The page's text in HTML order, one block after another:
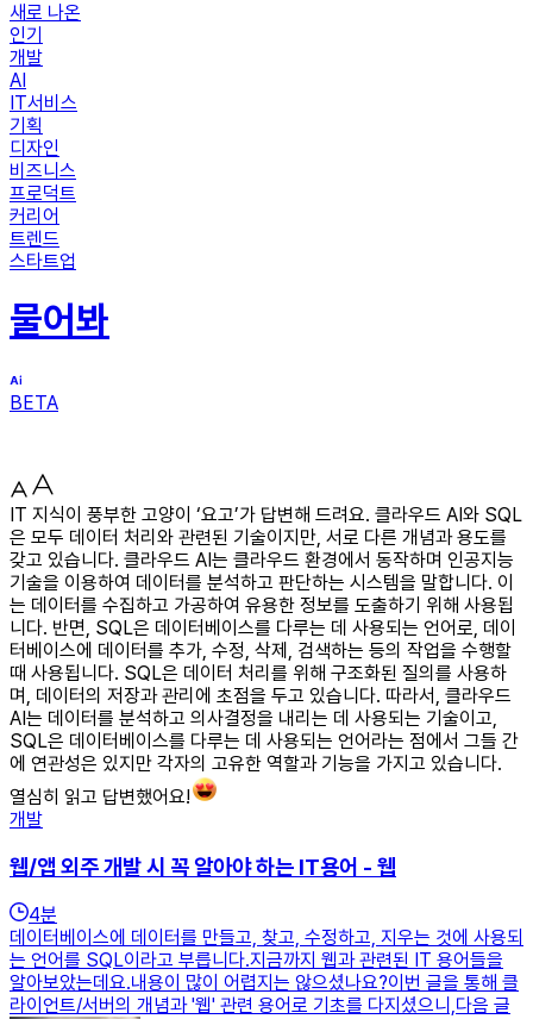
새로 나온
인기
개발
AI
IT서비스
기획
디자인
비즈니스
프로덕트
커리어
트렌드
스타트업
물어봐
BETA
IT 지식이 풍부한 고양이 ‘요고’가 답변해 드려요. 클라우드 AI와 SQL
은 모두 데이터 처리와 관련된 기술이지만, 서로 다른 개념과 용도를
갖고 있습니다. 클라우드 AI는 클라우드 환경에서 동작하며 인공지능
기술을 이용하여 데이터를 분석하고 판단하는 시스템을 말합니다. 이
는 데이터를 수집하고 가공하여 유용한 정보를 도출하기 위해 사용됩
니다. 반면, SQL은 데이터베이스를 다루는 데 사용되는 언어로, 데이
터베이스에 데이터를 추가, 수정, 삭제, 검색하는 등의 작업을 수행할
때 사용됩니다. SQL은 데이터 처리를 위해 구조화된 질의를 사용하
며, 데이터의 저장과 관리에 초점을 두고 있습니다. 따라서, 클라우드
AI는 데이터를 분석하고 의사결정을 내리는 데 사용되는 기술이고,
SQL은 데이터베이스를 다루는 데 사용되는 언어라는 점에서 그들 간
에 연관성은 있지만 각자의 고유한 역할과 기능을 가지고 있습니다.
열심히 읽고 답변했어요!
개발
웹/앱 외주 개발 시 꼭 알아야 하는 IT용어 - 웹
4분
데이터베이스에 데이터를 만들고, 찾고, 수정하고, 지우는 것에 사용되
는 언어를 SQL이라고 부릅니다.지금까지 웹과 관련된 IT 용어들을
알아보았는데요.내용이 많이 어렵지는 않으셨나요?이번 글을 통해 클
라이언트/서버의 개념과 '웹' 관련 용어로 기초를 다지셨으니,다음 글